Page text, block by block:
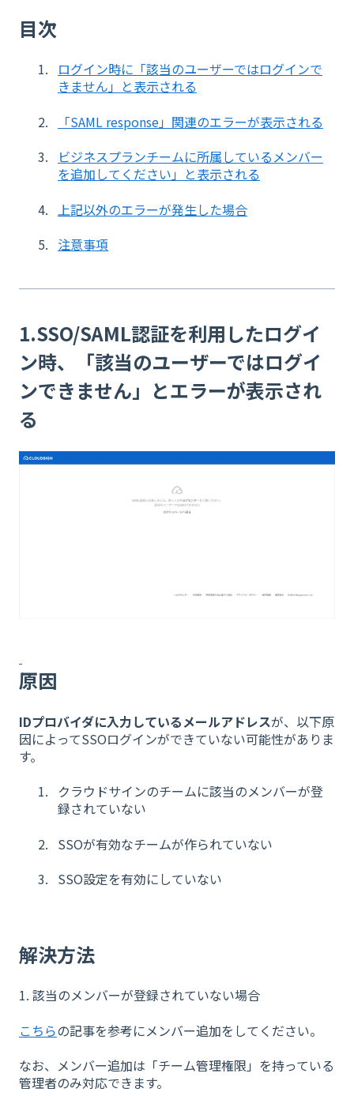
目次
ログイン時に「該当のユーザーではログインで
きません」と表示される
「SAML response」関連のエラーが表示される
ビジネスプランチームに所属しているメンバー
を追加してください」と表示される
上記以外のエラーが発生した場合
注意事項
1.SSO/SAML認証を利用したログイ
ン時、「該当のユーザーではログイ
ンできません」とエラーが表示され
る
原因
IDプロバイダに入力しているメールアドレスが、以下原
因によってSSOログインができていない可能性がありま
す。
クラウドサインのチームに該当のメンバーが登
録されていない
SSOが有効なチームが作られていない
SSO設定を有効にしていない
解決方法
1. 該当のメンバーが登録されていない場合
こちらの記事を参考にメンバー追加をしてください。
なお、メンバー追加は「チーム管理権限」を持っている
管理者のみ対応できます。